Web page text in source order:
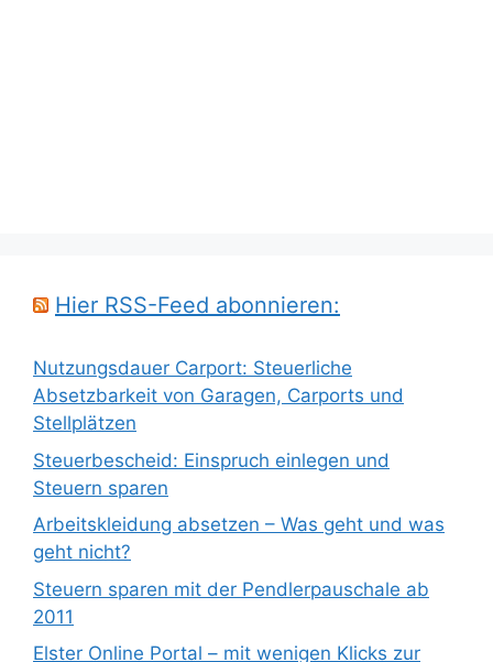
Hier RSS-Feed abonnieren:
Nutzungsdauer Carport: Steuerliche
Absetzbarkeit von Garagen, Carports und
Stellplätzen
Steuerbescheid: Einspruch einlegen und
Steuern sparen
Arbeitskleidung absetzen – Was geht und was
geht nicht?
Steuern sparen mit der Pendlerpauschale ab
2011
Elster Online Portal – mit wenigen Klicks zur